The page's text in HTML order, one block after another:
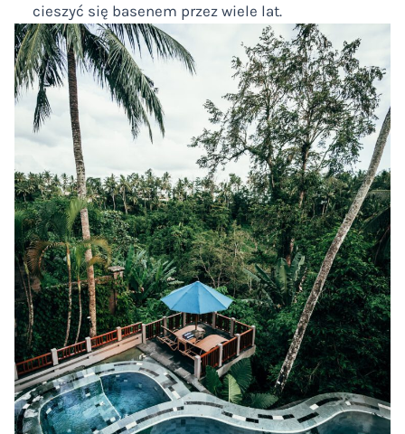
cieszyć się basenem przez wiele lat.